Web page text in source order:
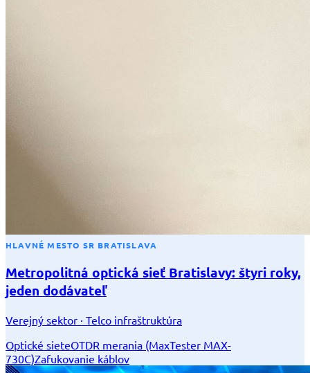
HLAVNÉ MESTO SR BRATISLAVA
Metropolitná optická sieť Bratislavy: štyri roky,
jeden dodávateľ
Verejný sektor · Telco infraštruktúra
Optické sieteOTDR merania (MaxTester MAX-
730C)Zafukovanie káblov